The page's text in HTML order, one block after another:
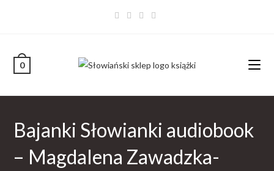
0
Bajanki Słowianki audiobook
– Magdalena Zawadzka-